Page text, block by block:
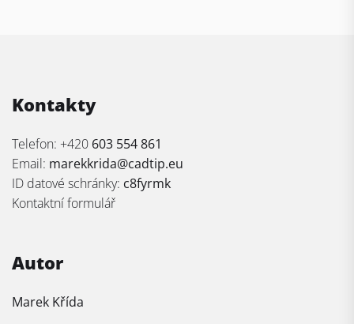
Kontakty
Telefon: +420 603 554 861
Email: marekkrida@cadtip.eu
ID datové schránky: c8fyrmk
Kontaktní formulář
Autor
Marek Křída